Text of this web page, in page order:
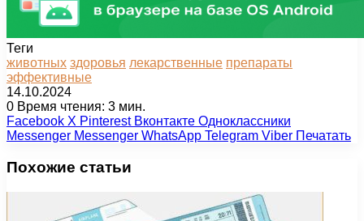
Теги
животных здоровья лекарственные препараты
эффективные
14.10.2024
0 Время чтения: 3 мин.
Facebook X Pinterest Вконтакте Одноклассники
Messenger Messenger WhatsApp Telegram Viber Печатать
Похожие статьи